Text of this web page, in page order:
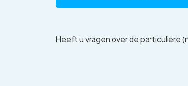
Heeft u vragen over de particuliere